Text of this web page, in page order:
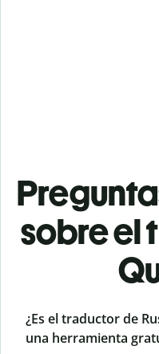
sobre el
¿Es el traductor de
una herramienta